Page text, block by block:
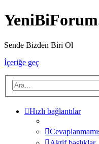
Sende Bizden Biri Ol
İçeriğe geç
Hızlı bağlantılar